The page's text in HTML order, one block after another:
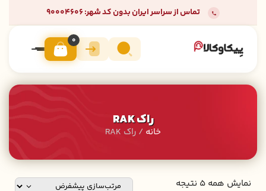
تماس از سراسر ایران بدون کد شهر: 90004606
0
راک RAK
خانه / راک RAK
نمایش همه 5 نتیجه